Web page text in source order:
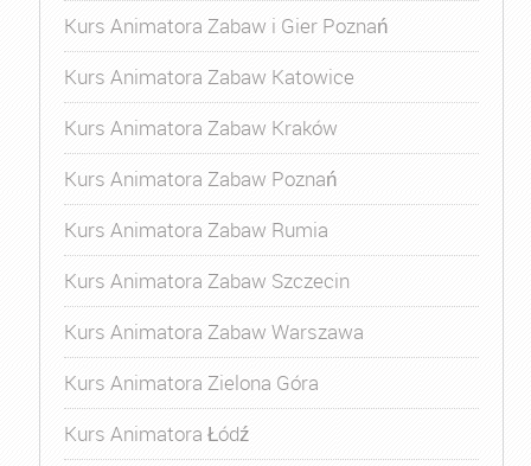
Kurs Animatora Zabaw i Gier Poznań
Kurs Animatora Zabaw Katowice
Kurs Animatora Zabaw Kraków
Kurs Animatora Zabaw Poznań
Kurs Animatora Zabaw Rumia
Kurs Animatora Zabaw Szczecin
Kurs Animatora Zabaw Warszawa
Kurs Animatora Zielona Góra
Kurs Animatora Łódź